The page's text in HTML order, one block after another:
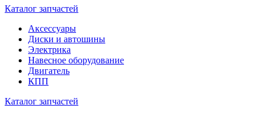
Каталог запчастей
Аксессуары
Диски и автошины
Электрика
Навесное оборудование
Двигатель
КПП
Каталог запчастей